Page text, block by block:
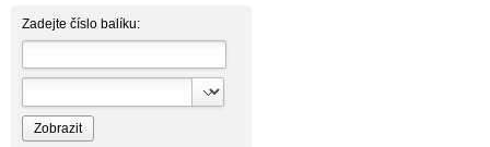
Biolit
BIOM s.r.o.
Bioprospect
Bispol
Blue Stratos
BlueSun
Zadejte číslo balíku: